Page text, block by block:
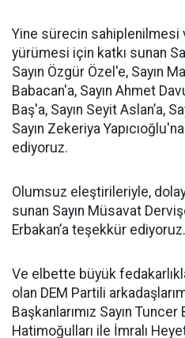
Yine sürecin sahiplenilmesi
yürümesi için katkı sunan
Sayın Özgür Özel'e, Sayın
Babacan'a, Sayın Ahmet
Baş'a, Sayın Seyit Aslan’a,
Sayın Zekeriya
ediyoruz.
Olumsuz eleştirileriyle,
sunan Sayın Müsavat
Erbakan’a teşekkür ediyoruz.
Ve elbette büyük
olan DEM Partili
Başkanlarımız Sayın Tuncer
Hatimoğulları ile İmralı